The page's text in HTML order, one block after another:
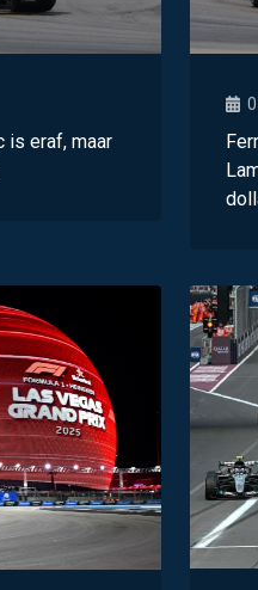
is eraf, maar